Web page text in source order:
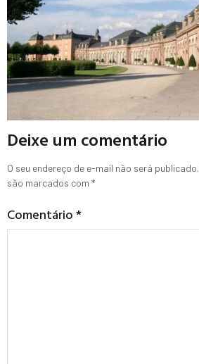
Deixe um comentário
O seu endereço de e-mail não será publicado.
são marcados com *
Comentário*